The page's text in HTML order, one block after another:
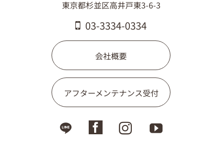
東京都杉並区高井戸東3-6-3
03-3334-0334
会社概要
アフターメンテナンス受付